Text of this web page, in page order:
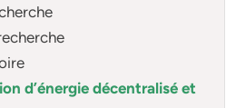
d’énergie décentralisé et